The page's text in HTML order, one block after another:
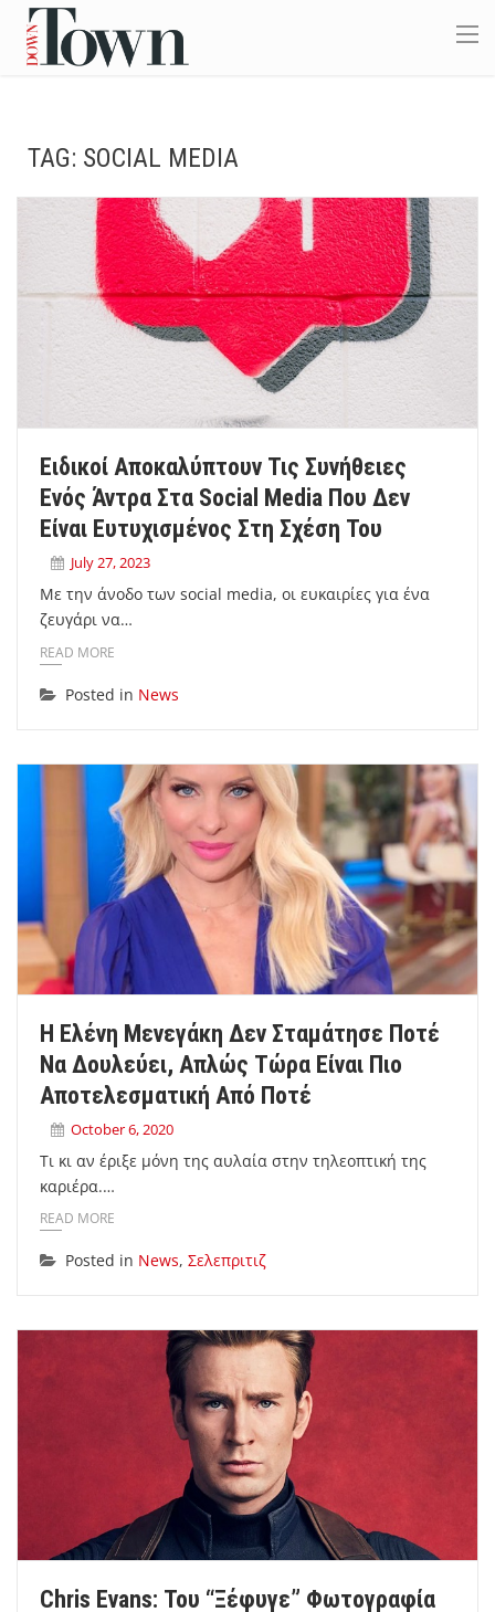
TAG: SOCIAL MEDIA
Ειδικοί Αποκαλύπτουν Τις Συνήθειες
Ενός Άντρα Στα Social Media Που Δεν
Είναι Ευτυχισμένος Στη Σχέση Του
July 27, 2023
Με την άνοδο των social media, οι ευκαιρίες για ένα
ζευγάρι να…
READ MORE
Posted in News
Η Ελένη Μενεγάκη Δεν Σταμάτησε Ποτέ
Να Δουλεύει, Απλώς Τώρα Είναι Πιο
Αποτελεσματική Από Ποτέ
October 6, 2020
Τι κι αν έριξε μόνη της αυλαία στην τηλεοπτική της
καριέρα.…
READ MORE
Posted in News, Σελεπριτιζ
Chris Evans: Του “ξέφυγε” Φωτογραφία